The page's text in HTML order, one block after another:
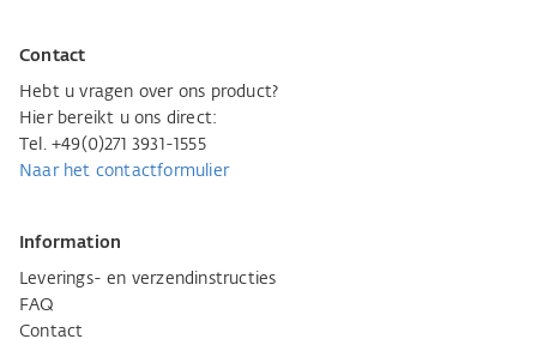
Contact
Hebt u vragen over ons product?
Hier bereikt u ons direct:
Tel. +49(0)271 3931-1555
Naar het contactformulier
Information
Leverings- en verzendinstructies
FAQ
Contact